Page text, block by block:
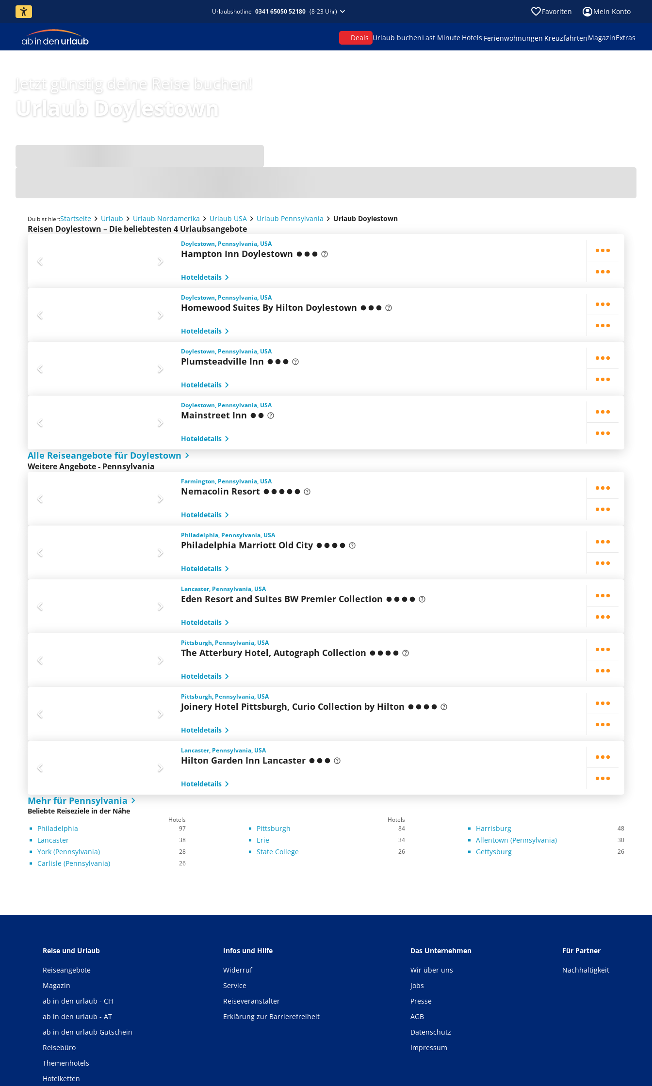
Urlaubshotline 0341 65050 52180 (8-23 Uhr) Favoriten Mein Konto
Deals Urlaub buchenLast Minute Hotels Ferienwohnungen KreuzfahrtenMagazinExtras
Jetzt günstig deine Reise buchen!
Urlaub Doylestown
Du bist hier:Startseite Urlaub Urlaub Nordamerika Urlaub USA Urlaub Pennsylvania Urlaub Doylestown
Reisen Doylestown – Die beliebtesten 4 Urlaubsangebote
Doylestown, Pennsylvania, USA
Hampton Inn Doylestown
Hoteldetails
Doylestown, Pennsylvania, USA
Homewood Suites By Hilton Doylestown
Hoteldetails
Doylestown, Pennsylvania, USA
Plumsteadville Inn
Hoteldetails
Doylestown, Pennsylvania, USA
Mainstreet Inn
Hoteldetails
Alle Reiseangebote für Doylestown
Weitere Angebote - Pennsylvania
Farmington, Pennsylvania, USA
Nemacolin Resort
Hoteldetails
Philadelphia, Pennsylvania, USA
Philadelphia Marriott Old City
Hoteldetails
Lancaster, Pennsylvania, USA
Eden Resort and Suites BW Premier Collection
Hoteldetails
Pittsburgh, Pennsylvania, USA
The Atterbury Hotel, Autograph Collection
Hoteldetails
Pittsburgh, Pennsylvania, USA
Joinery Hotel Pittsburgh, Curio Collection by Hilton
Hoteldetails
Lancaster, Pennsylvania, USA
Hilton Garden Inn Lancaster
Hoteldetails
Mehr für Pennsylvania
Beliebte Reiseziele in der Nähe
Hotels Hotels
Philadelphia 97 Pittsburgh 84 Harrisburg 48
Lancaster 38 Erie 34 Allentown (Pennsylvania) 30
York (Pennsylvania) 28 State College 26 Gettysburg 26
Carlisle (Pennsylvania) 26
Reise und Urlaub
Reiseangebote
Magazin
ab in den urlaub - CH
ab in den urlaub - AT
ab in den urlaub Gutschein
Reisebüro
Themenhotels
Hotelketten
Infos und Hilfe
Widerruf
Service
Reiseveranstalter
Erklärung zur Barrierefreiheit
Das Unternehmen
Wir über uns
Jobs
Presse
AGB
Datenschutz
Impressum
Für Partner
Nachhaltigkeit